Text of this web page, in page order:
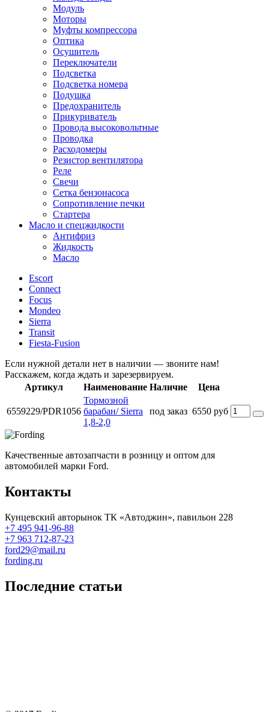
Модуль
Моторы
Муфты компрессора
Оптика
Осушитель
Переключатели
Подсветка
Подсветка номера
Подушка
Предохранитель
Прикуриватель
Провода высоковольтные
Проводка
Расходомеры
Резистор вентилятора
Реле
Свечи
Сетка бензонасоса
Сопротивление печки
Стартера
Масло и спецжидкости
Антифриз
Жидкость
Масло
Escort
Connect
Focus
Mondeo
Sierra
Transit
Fiesta-Fusion
Если нужной детали нет в наличии — звоните нам!
Расскажем, когда ждать и зарезервируем.
Артикул
Наименование Наличие Цена
6559229/PDR1056
Тормозной
барабан/ Sierra
1,8-2,0
под заказ 6550 руб
Качественные автозапчасти в розницу и оптом для
автомобилей марки Ford.
Контакты
Кунцевский авторынок ТК «Автоджин», павильон 228
+7 495 941-96-88
+7 963 712-87-23
ford29@mail.ru
fording.ru
Последние статьи